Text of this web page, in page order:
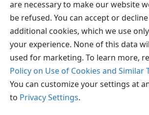
are necessary to make our website
be refused. You can accept or
additional cookies, which we use
your experience. None of this data
used for marketing. To learn more,
Policy on Use of Cookies and Similar
You can customize your settings at
to Privacy Settings.
தமிழ் பகிரவும்
Copyright
© 2026 Watch Tower Bible and Tract
ப்ரைவசி
உள்நுழையவும்